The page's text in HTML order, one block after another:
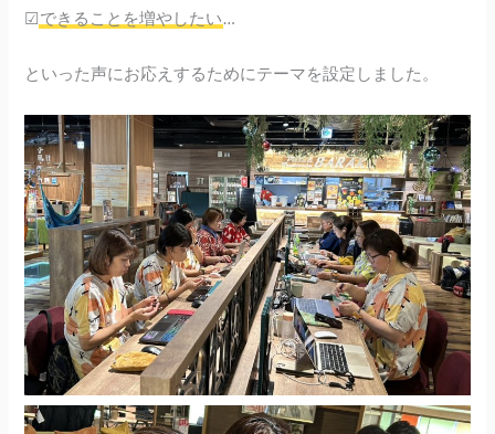
☑︎できることを増やしたい…
といった声にお応えするためにテーマを設定しました。